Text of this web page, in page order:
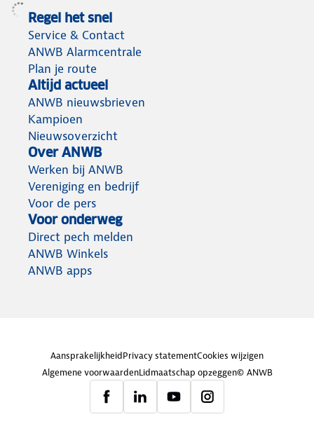
Regel het snel
Service & Contact
ANWB Alarmcentrale
Plan je route
Altijd actueel
ANWB nieuwsbrieven
Kampioen
Nieuwsoverzicht
Over ANWB
Werken bij ANWB
Vereniging en bedrijf
Voor de pers
Voor onderweg
Direct pech melden
ANWB Winkels
ANWB apps
AansprakelijkheidPrivacy statementCookies wijzigen
Algemene voorwaardenLidmaatschap opzeggen© ANWB